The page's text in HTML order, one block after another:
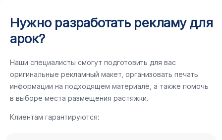
Нужно разработать рекламу для
арок?
Наши специалисты смогут подготовить для вас
оригинальные рекламный макет, организовать печать
информации на подходящем материале, а также помочь
в выборе места размещения растяжки.
Клиентам гарантируются: